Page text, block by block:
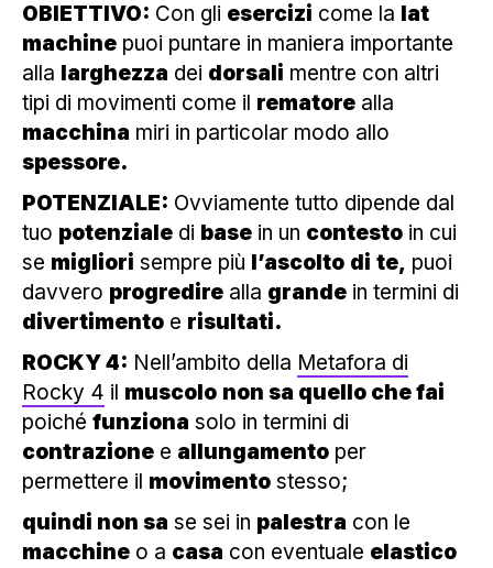
OBIETTIVO: Con gli esercizi come la lat
machine puoi puntare in maniera importante
alla larghezza dei dorsali mentre con altri
tipi di movimenti come il rematore alla
macchina miri in particolar modo allo
spessore.
POTENZIALE: Ovviamente tutto dipende dal
tuo potenziale di base in un contesto in cui
se migliori sempre più l’ascolto di te, puoi
davvero progredire alla grande in termini di
divertimento e risultati.
ROCKY 4: Nell’ambito della Metafora di
Rocky 4 il muscolo non sa quello che fai
poiché funziona solo in termini di
contrazione e allungamento per
permettere il movimento stesso;
quindi non sa se sei in palestra con le
macchine o a casa con eventuale elastico